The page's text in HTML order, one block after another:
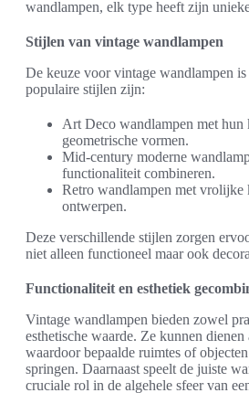
wandlampen, elk type heeft zijn
Stijlen van vintage wandlampen
De keuze voor vintage wandlampen
populaire stijlen zijn:
Art Deco wandlampen met hun
geometrische vormen.
Mid-century moderne
functionaliteit combineren.
Retro wandlampen met vrolijke
ontwerpen.
Deze verschillende stijlen zorgen
niet alleen functioneel maar ook
Functionaliteit en esthetiek
Vintage wandlampen bieden zowel
esthetische waarde. Ze kunnen
waardoor bepaalde ruimtes of
springen. Daarnaast speelt de juiste
cruciale rol in de algehele sfeer van